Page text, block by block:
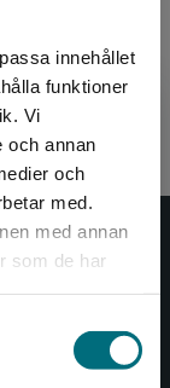
innehållet
funktioner
Vi
och annan
och
med.
med annan
som de har
måste
och
för